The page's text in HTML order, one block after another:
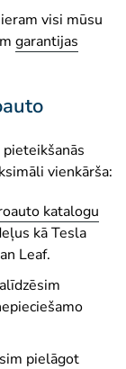
-
nodokļu
citi
visi mūsu
garantijas
vienkārša:
katalogu
kā Tesla
Leaf.
pielāgot